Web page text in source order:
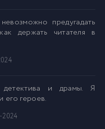
предугадать
держать читателя в
детектива и драмы. Я
его героев.